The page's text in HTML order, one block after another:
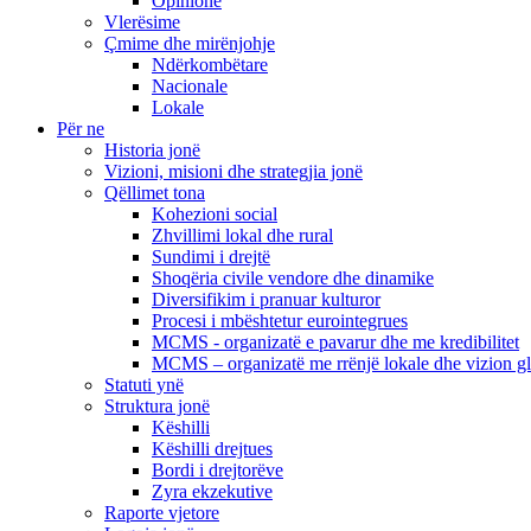
Vlerësime
Çmime dhe mirënjohje
Ndërkombëtare
Nacionale
Lokale
Për ne
Historia jonë
Vizioni, misioni dhe strategjia jonë
Qëllimet tona
Kohezioni social
Zhvillimi lokal dhe rural
Sundimi i drejtë
Shoqëria civile vendore dhe dinamike
Diversifikim i pranuar kulturor
Procesi i mbështetur eurointegrues
MCMS - organizatë e pavarur dhe me kredibilitet
MCMS – organizatë me rrënjë lokale dhe vizion
Statuti ynë
Struktura jonë
Këshilli
Këshilli drejtues
Bordi i drejtorëve
Zyra ekzekutive
Raporte vjetore